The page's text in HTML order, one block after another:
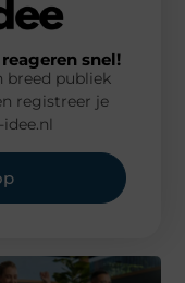
snel!
breed publiek
registreer je